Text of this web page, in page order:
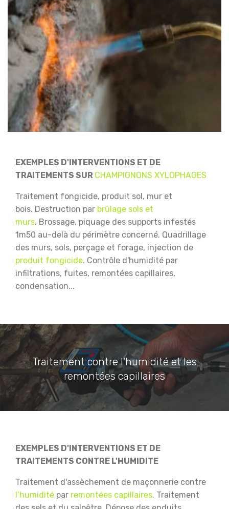
EXEMPLES D'INTERVENTIONS ET DE
TRAITEMENTS SUR CHAMPIGNONS XYLOPHAGES
Traitement fongicide, produit sol, mur et
bois. Destruction par brûlage sols et
murs. Brossage, piquage des supports infestés
1m50 au-delà du périmètre concerné. Quadrillage
des murs, sols, perçage et forage, injection de
produit fongicide. Contrôle d'humidité par
infiltrations, fuites, remontées capillaires,
condensation...
Traitement contre l'humidité et les
remontées capillaires
EXEMPLES D'INTERVENTIONS ET DE
TRAITEMENTS CONTRE L'HUMIDITE
Traitement d'assèchement de maçonnerie contre
l’humidité par remontées capillaires. Traitement